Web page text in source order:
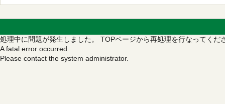
処理中に問題が発生しました。 TOPページから再処理を行なってくだ
A fatal error occurred.
Please contact the system administrator.